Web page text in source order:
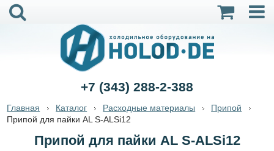
+7 (343) 288-2-388
Главная Каталог Расходные материалы
Припой
Припой для пайки AL S-ALSi12
Припой для пайки AL S-ALSi12